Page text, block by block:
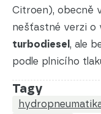
Citroen), obecně
nešťastné verzi o
turbodiesel , ale
podle plnicího
Tagy